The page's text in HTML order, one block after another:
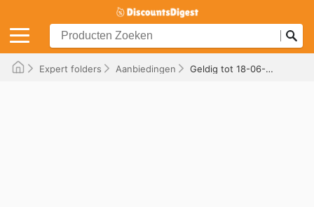
Expert folders Aanbiedingen Geldig tot 18-06-2026